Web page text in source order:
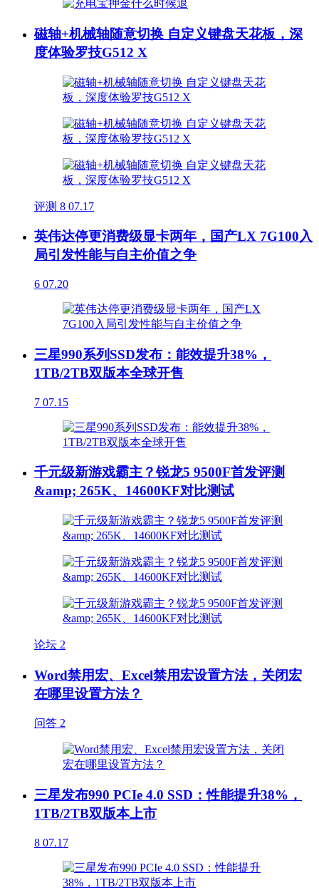
磁轴+机械轴随意切换 自定义键盘天花板，深
度体验罗技G512 X
评测 8 07.17
英伟达停更消费级显卡两年，国产LX 7G100入
局引发性能与自主价值之争
6 07.20
三星990系列SSD发布：能效提升38%，
1TB/2TB双版本全球开售
7 07.15
千元级新游戏霸主？锐龙5 9500F首发评测
&amp; 265K、14600KF对比测试
论坛 2
Word禁用宏、Excel禁用宏设置方法，关闭宏
在哪里设置方法？
问答 2
三星发布990 PCIe 4.0 SSD：性能提升38%，
1TB/2TB双版本上市
8 07.17